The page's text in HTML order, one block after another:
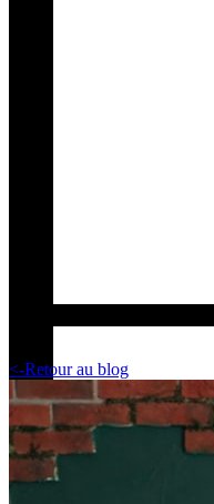
<-Retour au blog